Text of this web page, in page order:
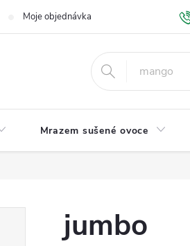
Moje objednávka GDPR a ochrana
Mrazem sušené ovoce
jumbo